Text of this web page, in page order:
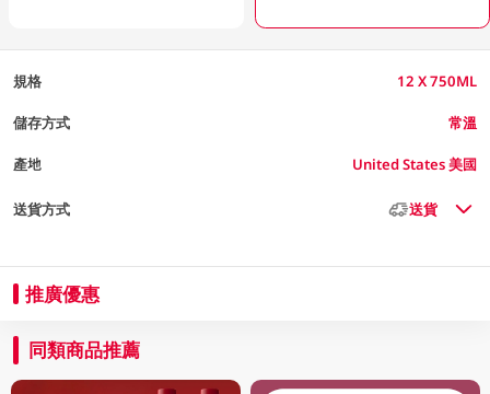
規格 12 X 750ML
儲存方式 常溫
產地 United States 美國
送貨方式 送貨
推廣優惠
同類商品推薦